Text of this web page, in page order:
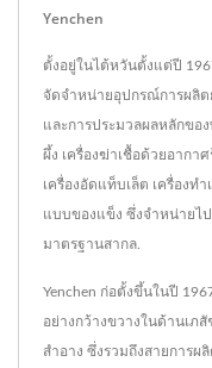
Yenchen
ตั้งอยู่ในไต้หวันตั้งแต่ปี
จัดจำหน่ายอุปกรณ์การผลิต
และการประมวลผลหลักขอ
ผึ้ง เครื่องฆ่าเชื้อด้วยอากา
เครื่องอัดแท็บเล็ต เครื่องท
แบบของแข็ง ซึ่งจำหน่ายไ
มาตรฐานสากล.
Yenchen ก่อตั้งขึ้นในปี
อย่างกว้างขวางในด้านเภ
สำอาง ซึ่งรวมถึงสายการผ